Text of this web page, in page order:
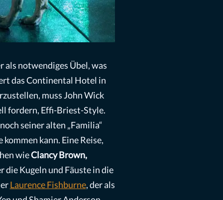
als notwendiges Übel, was
das Continental Hotel in
muss John Wick
fordern, Effi-Briest-Style.
seiner alten „Familia“
kann. Eine Reise,
wieClancy Brown,
die Kugeln und Fäuste in die
Laurence Fishburne, der als